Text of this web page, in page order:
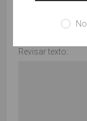
Revisar texto: